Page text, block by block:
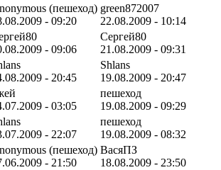
(пешеход)
- 09:20
green872007
22.08.2009 - 10:14
- 09:06
Сергей80
21.08.2009 - 09:31
- 20:45
Shlans
19.08.2009 - 20:47
- 03:05
пешеход
19.08.2009 - 09:29
- 22:07
пешеход
19.08.2009 - 08:32
(пешеход)
- 21:50
ВасяПЗ
18.08.2009 - 23:50